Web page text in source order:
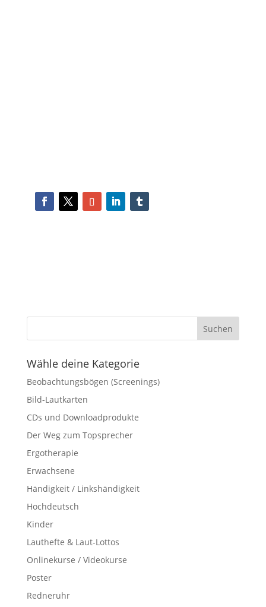
Wähle deine Kategorie
Beobachtungsbögen (Screenings)
Bild-Lautkarten
CDs und Downloadprodukte
Der Weg zum Topsprecher
Ergotherapie
Erwachsene
Händigkeit / Linkshändigkeit
Hochdeutsch
Kinder
Lauthefte & Laut-Lottos
Onlinekurse / Videokurse
Poster
Redneruhr